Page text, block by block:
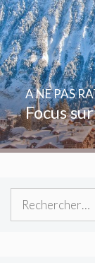
Focus
A NE PAS